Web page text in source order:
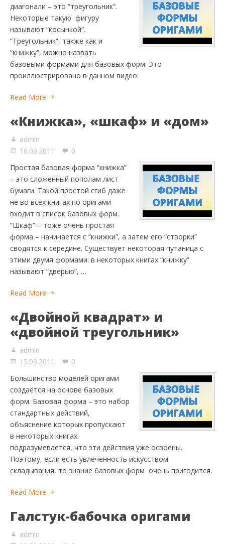
диагонали – это “треугольник”.
Некоторые такую фигуру
называют “косынкой”.
“Треугольник”, также как и
“книжку”, можно назвать
базовыми формами для базовых форм. Это
проиллюстрировано в данном видео:
Read More
«Книжка», «шкаф» и «дом»
admin
16.09.2011
0
Простая базовая форма “книжка”
– это сложенный пополам лист
бумаги. Такой простой сгиб даже
не во всех книгах по оригами
входит в список базовых форм.
“Шкаф” – тоже очень простая
форма – начинается с “книжки”, а затем его “створки”
сводятся к середине. Существует некоторая путаница с
этими двумя формами: в некоторых книгах “книжку”
называют “дверью”, …
Read More
«Двойной квадрат» и
«двойной треугольник»
admin
15.09.2011
0
Большинство моделей оригами
создаётся на основе базовых
форм. Базовая форма – это набор
стандартных действий,
объяснение которых пропускают
в некоторых книгах:
подразумевается, что эти действия уже освоены.
Поэтому, если есть увлечённость искусством
складывания, то знание базовых форм очень пригодится.
Read More
Галстук-бабочка оригами
admin